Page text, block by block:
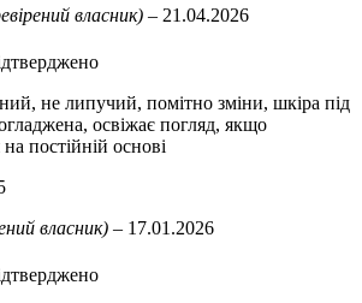
– забезпечує такі ж результати
тонких ліній і зморшок, як і ретинол, завдяки
вироблення колагену, але було доведено, що
ніж його аналог. Крім того, ретиналь
у відлущуванні, сприяючи більш гладкій і
емульсії) це означає, що він
власник) – 21.04.2026
не липучий, помітно зміни, шкіра під
освіжає погляд, якщо
постійній основі
власник) – 17.01.2026